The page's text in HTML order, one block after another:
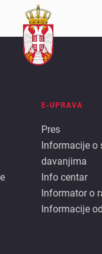
E
uprava
E-UPRAVA
Pres
Informacije o
davanjima
Info centar
Informator o
Informacije